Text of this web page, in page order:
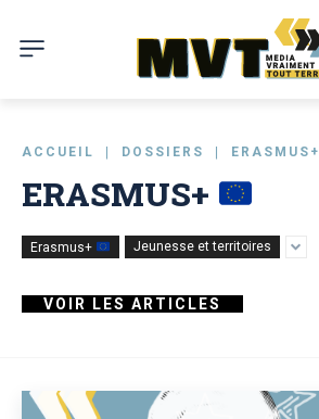
ACCUEIL DOSSIERS ERASMUS+
ERASMUS+
Erasmus+ Jeunesse et territoires
VOIR LES ARTICLES